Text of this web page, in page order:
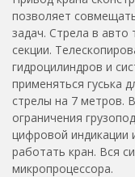
позволяет
задач. Стрела в авто
секции.
гидроцилиндров и
применяться гуська
стрелы на 7 метров.
ограничения
цифровой индикации
работать кран. Вся
микропроцессора.